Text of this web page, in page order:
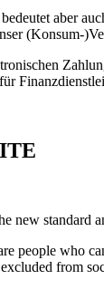
aber
(Konsum-
new standard
people who
from